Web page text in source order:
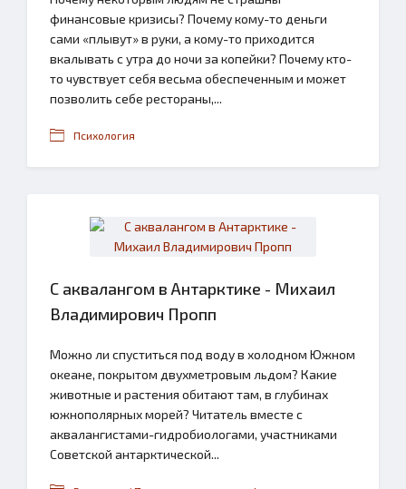
финансовые кризисы? Почему кому-то деньги
сами «плывут» в руки, а кому-то приходится
вкалывать с утра до ночи за копейки? Почему кто-
то чувствует себя весьма обеспеченным и может
позволить себе рестораны,...
Психология
С аквалангом в Антарктике - Михаил
Владимирович Пропп
Можно ли спуститься под воду в холодном Южном
океане, покрытом двухметровым льдом? Какие
животные и растения обитают там, в глубинах
южнополярных морей? Читатель вместе с
аквалангистами-гидробиологами, участниками
Советской антарктической...